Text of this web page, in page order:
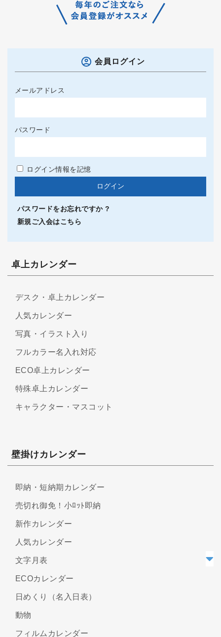
会員ログイン
メールアドレス
パスワード
ログイン情報を記憶
パスワードをお忘れですか ?
新規ご入会はこちら
卓上カレンダー
デスク・卓上カレンダー
人気カレンダー
写真・イラスト入り
フルカラー名入れ対応
ECO卓上カレンダー
特殊卓上カレンダー
キャラクター・マスコット
壁掛けカレンダー
即納・短納期カレンダー
売切れ御免！小ﾛｯﾄ即納
新作カレンダー
人気カレンダー
文字月表
ECOカレンダー
日めくり（名入日表）
動物
フィルムカレンダー